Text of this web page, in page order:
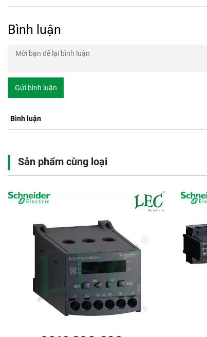
Bình luận
Gửi bình luận
Bình luận
Sản phẩm cùng loại